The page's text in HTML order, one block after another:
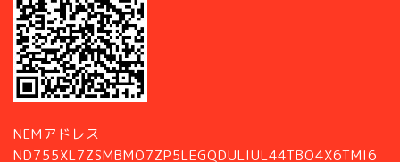
NEMアドレス
ND755XL7ZSMBMO7ZP5LEGQDULIUL44TBO4X6TMI6